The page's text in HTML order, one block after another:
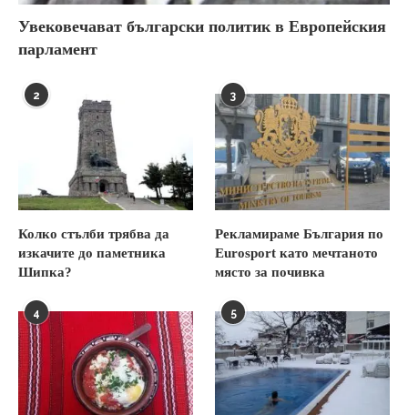
Увековечават български политик в Европейския
парламент
2
Колко стълби трябва да
изкачите до паметника
Шипка?
3
Рекламираме България по
Eurosport като мечтаното
място за почивка
4 5